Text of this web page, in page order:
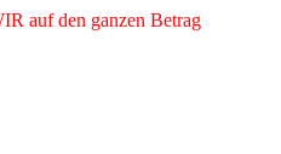
auf den ganzen Betrag